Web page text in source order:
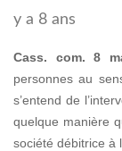
y a 8 ans
Cass. com. 8
personnes au
s’entend de
quelque manière
société débitrice à